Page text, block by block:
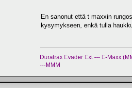
En sanonut että t maxxin
kysymykseen, enkä tulla
Duratrax Evader Ext --- E-Maxx
---MMM